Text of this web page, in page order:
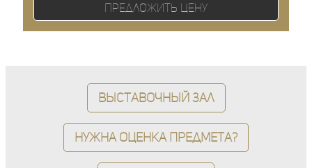
Предложить цену
Выставочный зал
Нужна оценка предмета?